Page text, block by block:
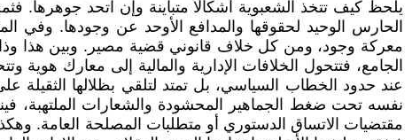
يلحظ كيف تتخذ الشعبوية أشكالاً متباينة وإن اتحد جوهرها.
الحارس الوحيد لحقوقها والمدافع الأوحد عن وجودها.
معركة وجود، ومن كل خلاف قانوني قضية مصير. وبين هذا وذاك
الجامع، فتتحول الخلافات الإدارية والمالية إلى معارك هوية
عند حدود الخطاب السياسي، بل تمتد لتلقي بظلالها الثقيلة
نفسه تحت ضغط الجماهير المحشودة والشعارات الملتهبة،
مقتضيات الاتساق الدستوري أو متطلبات المصلحة العامة.